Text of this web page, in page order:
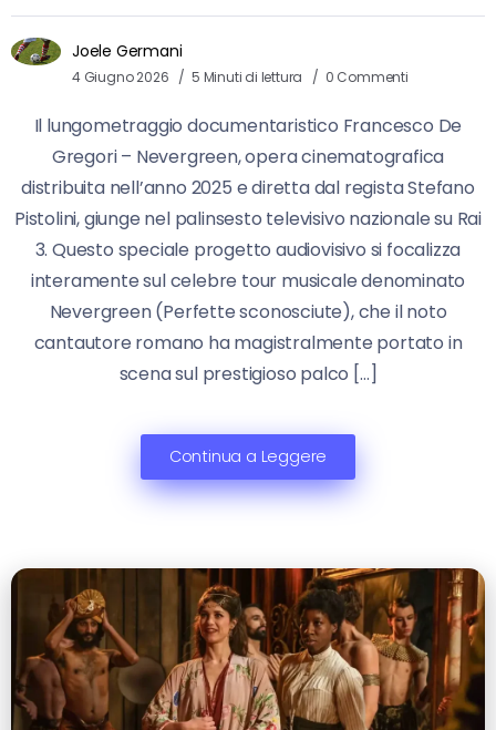
Joele Germani
4 Giugno 2026 5 Minuti di lettura 0 Commenti
Il lungometraggio documentaristico Francesco De
Gregori – Nevergreen, opera cinematografica
distribuita nell’anno 2025 e diretta dal regista Stefano
Pistolini, giunge nel palinsesto televisivo nazionale su Rai
3. Questo speciale progetto audiovisivo si focalizza
interamente sul celebre tour musicale denominato
Nevergreen (Perfette sconosciute), che il noto
cantautore romano ha magistralmente portato in
scena sul prestigioso palco […]
Continua a Leggere